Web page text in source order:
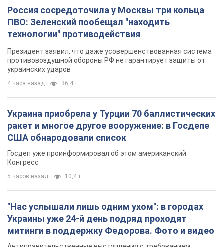
Россия сосредоточила у Москвы три кольца
ПВО: Зеленский пообещал "находить
технологии" противодействия
Президент заявил, что даже усовершенствованная система
противовоздушной обороны РФ не гарантирует защиты от
украинских ударов
4 часа назад 36,4 т.
Украина приобрела у Турции 70 баллистических
ракет и многое другое вооружение: в Госдепе
США обнародовали список
Госдеп уже проинформировал об этом американский
Конгресс
5 часов назад 10,4 т.
"Нас услышали лишь одним ухом": в городах
Украины уже 24-й день подряд проходят
митинги в поддержку Федорова. Фото и видео